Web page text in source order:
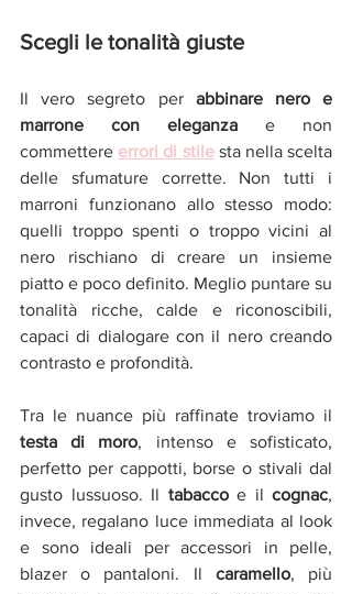
Scegli le tonalità giuste
Il vero segreto per abbinare nero e
marrone con eleganza e non
commettere errori di stile sta nella scelta
delle sfumature corrette. Non tutti i
marroni funzionano allo stesso modo:
quelli troppo spenti o troppo vicini al
nero rischiano di creare un insieme
piatto e poco definito. Meglio puntare su
tonalità ricche, calde e riconoscibili,
capaci di dialogare con il nero creando
contrasto e profondità.
testa di moro, intenso e sofisticato,
perfetto per cappotti, borse o stivali dal
gusto lussuoso. Il tabacco e il cognac,
invece, regalano luce immediata al look
e sono ideali per accessori in pelle,
blazer o pantaloni. Il caramello, più